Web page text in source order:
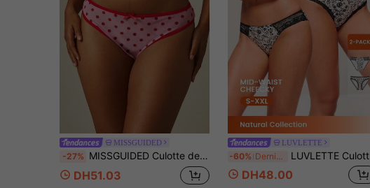
MISSGUIDED
-27% MISSGUIDED Culotte de bikini en maille à pois avec bordure rouge contrastée et détail de nœud, lingerie de tous les jours
DH51.03
LUVLETTE
-60% Derniers 2 jours LUVLETTE Culottes pour femmes
DH48.00